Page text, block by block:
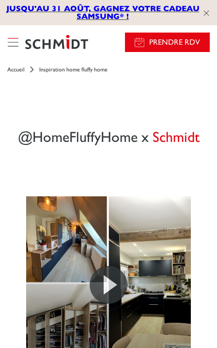
JUSQU'AU 31 AOÛT, GAGNEZ VOTRE CADEAU
SAMSUNG* !
PRENDRE RDV
Accueil Inspiration home fluffy home
@HomeFluffyHome x Schmidt